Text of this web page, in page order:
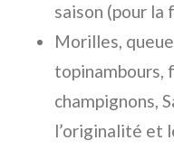
saison (pour la
Morilles,
topinambours,
champignons,
l’originalité et